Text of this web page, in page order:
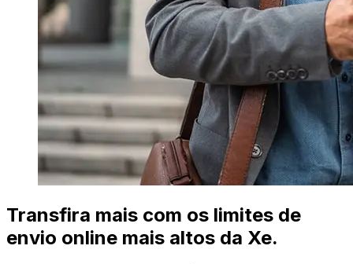
Transfira mais com os limites de
envio online mais altos da Xe.